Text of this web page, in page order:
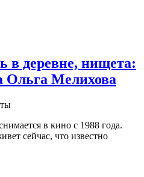
в деревне, нищета:
Ольга Мелихова
в кино с 1988 года.
сейчас, что известно